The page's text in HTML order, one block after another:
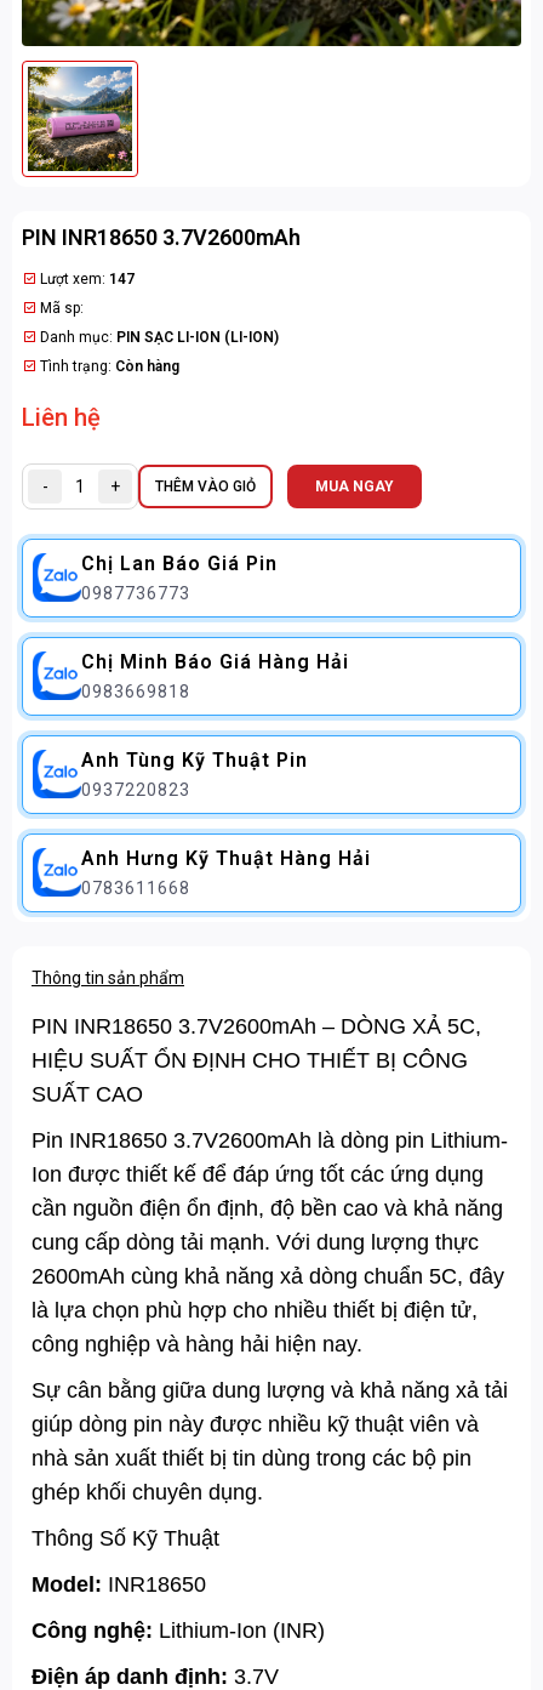
PIN INR18650 3.7V2600mAh
Lượt xem: 147
Mã sp:
Danh mục: PIN SẠC LI-ION (LI-ION)
Tình trạng: Còn hàng
Liên hệ
- + THÊM VÀO GIỎ MUA NGAY
Chị Lan Báo Giá Pin
0987736773
Chị Minh Báo Giá Hàng Hải
0983669818
Anh Tùng Kỹ Thuật Pin
0937220823
Anh Hưng Kỹ Thuật Hàng Hải
0783611668
Thông tin sản phẩm
PIN INR18650 3.7V2600mAh – DÒNG XẢ 5C,
HIỆU SUẤT ỔN ĐỊNH CHO THIẾT BỊ CÔNG
SUẤT CAO
Pin INR18650 3.7V2600mAh là dòng pin Lithium-
Ion được thiết kế để đáp ứng tốt các ứng dụng
cần nguồn điện ổn định, độ bền cao và khả năng
cung cấp dòng tải mạnh. Với dung lượng thực
2600mAh cùng khả năng xả dòng chuẩn 5C, đây
là lựa chọn phù hợp cho nhiều thiết bị điện tử,
công nghiệp và hàng hải hiện nay.
Sự cân bằng giữa dung lượng và khả năng xả tải
giúp dòng pin này được nhiều kỹ thuật viên và
nhà sản xuất thiết bị tin dùng trong các bộ pin
ghép khối chuyên dụng.
Thông Số Kỹ Thuật
Model: INR18650
Công nghệ: Lithium-Ion (INR)
Điện áp danh định: 3.7V